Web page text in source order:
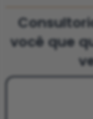
você que